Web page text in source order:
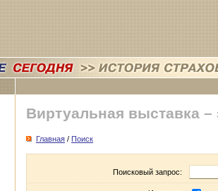
Виртуальная выставка –
Главная / Поиск
Поисковый запрос: